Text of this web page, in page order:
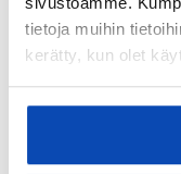
tietoja muihin
kerätty, kun olet
2007
Rakennus- ja
Puu